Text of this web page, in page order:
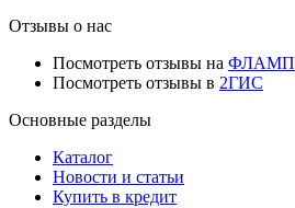
Отзывы о нас
Посмотреть отзывы на ФЛАМП
Посмотреть отзывы в 2ГИС
Основные разделы
Каталог
Новости и статьи
Купить в кредит